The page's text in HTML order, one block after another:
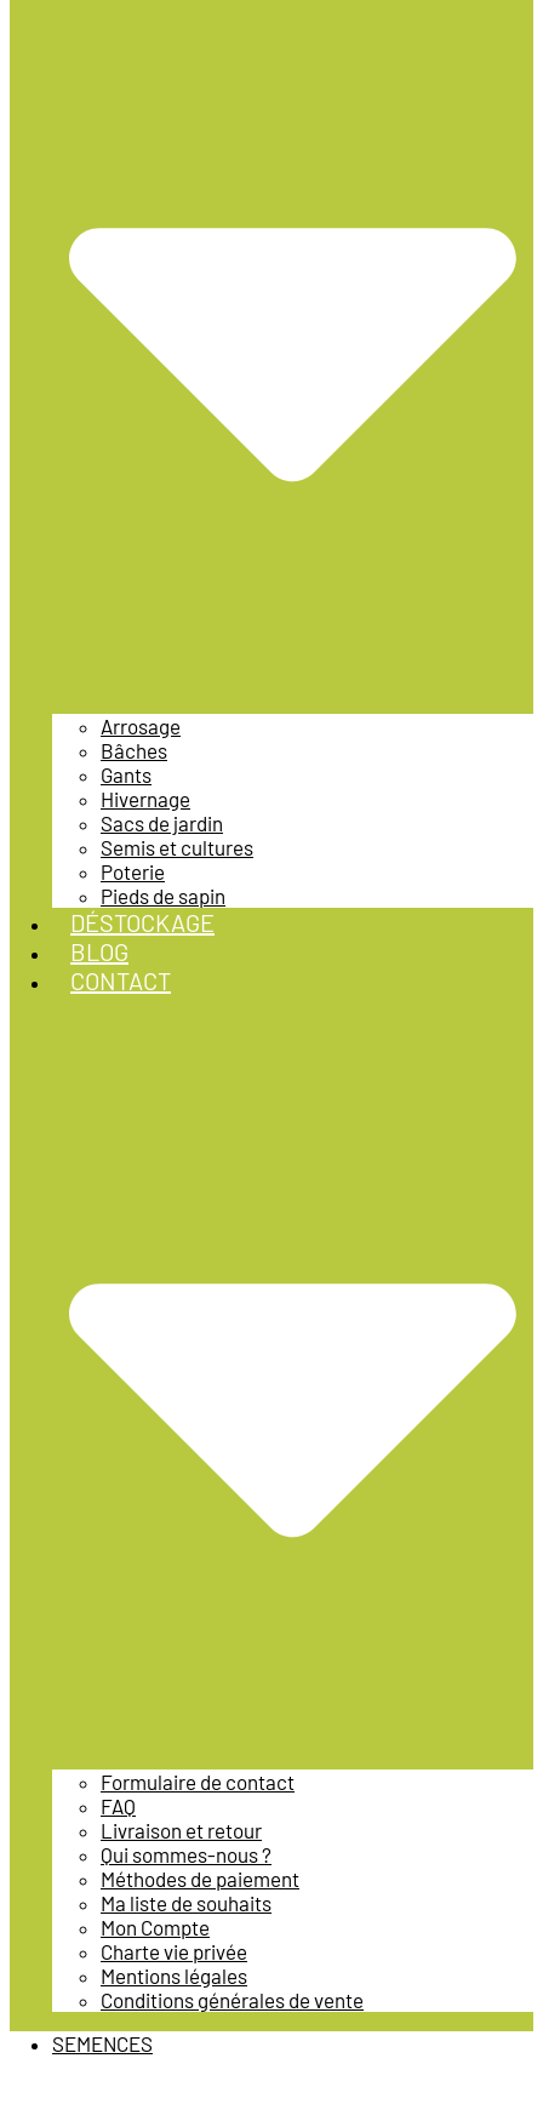
Arrosage
Bâches
Gants
Hivernage
Sacs de jardin
Semis et cultures
Poterie
Pieds de sapin
DÉSTOCKAGE
BLOG
CONTACT
Formulaire de contact
FAQ
Livraison et retour
Qui sommes-nous ?
Méthodes de paiement
Ma liste de souhaits
Mon Compte
Charte vie privée
Mentions légales
Conditions générales de vente
SEMENCES